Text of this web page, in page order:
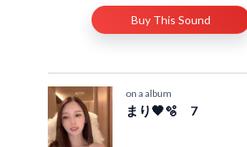
Buy This Sound
on a album
まり🖤🫧 7